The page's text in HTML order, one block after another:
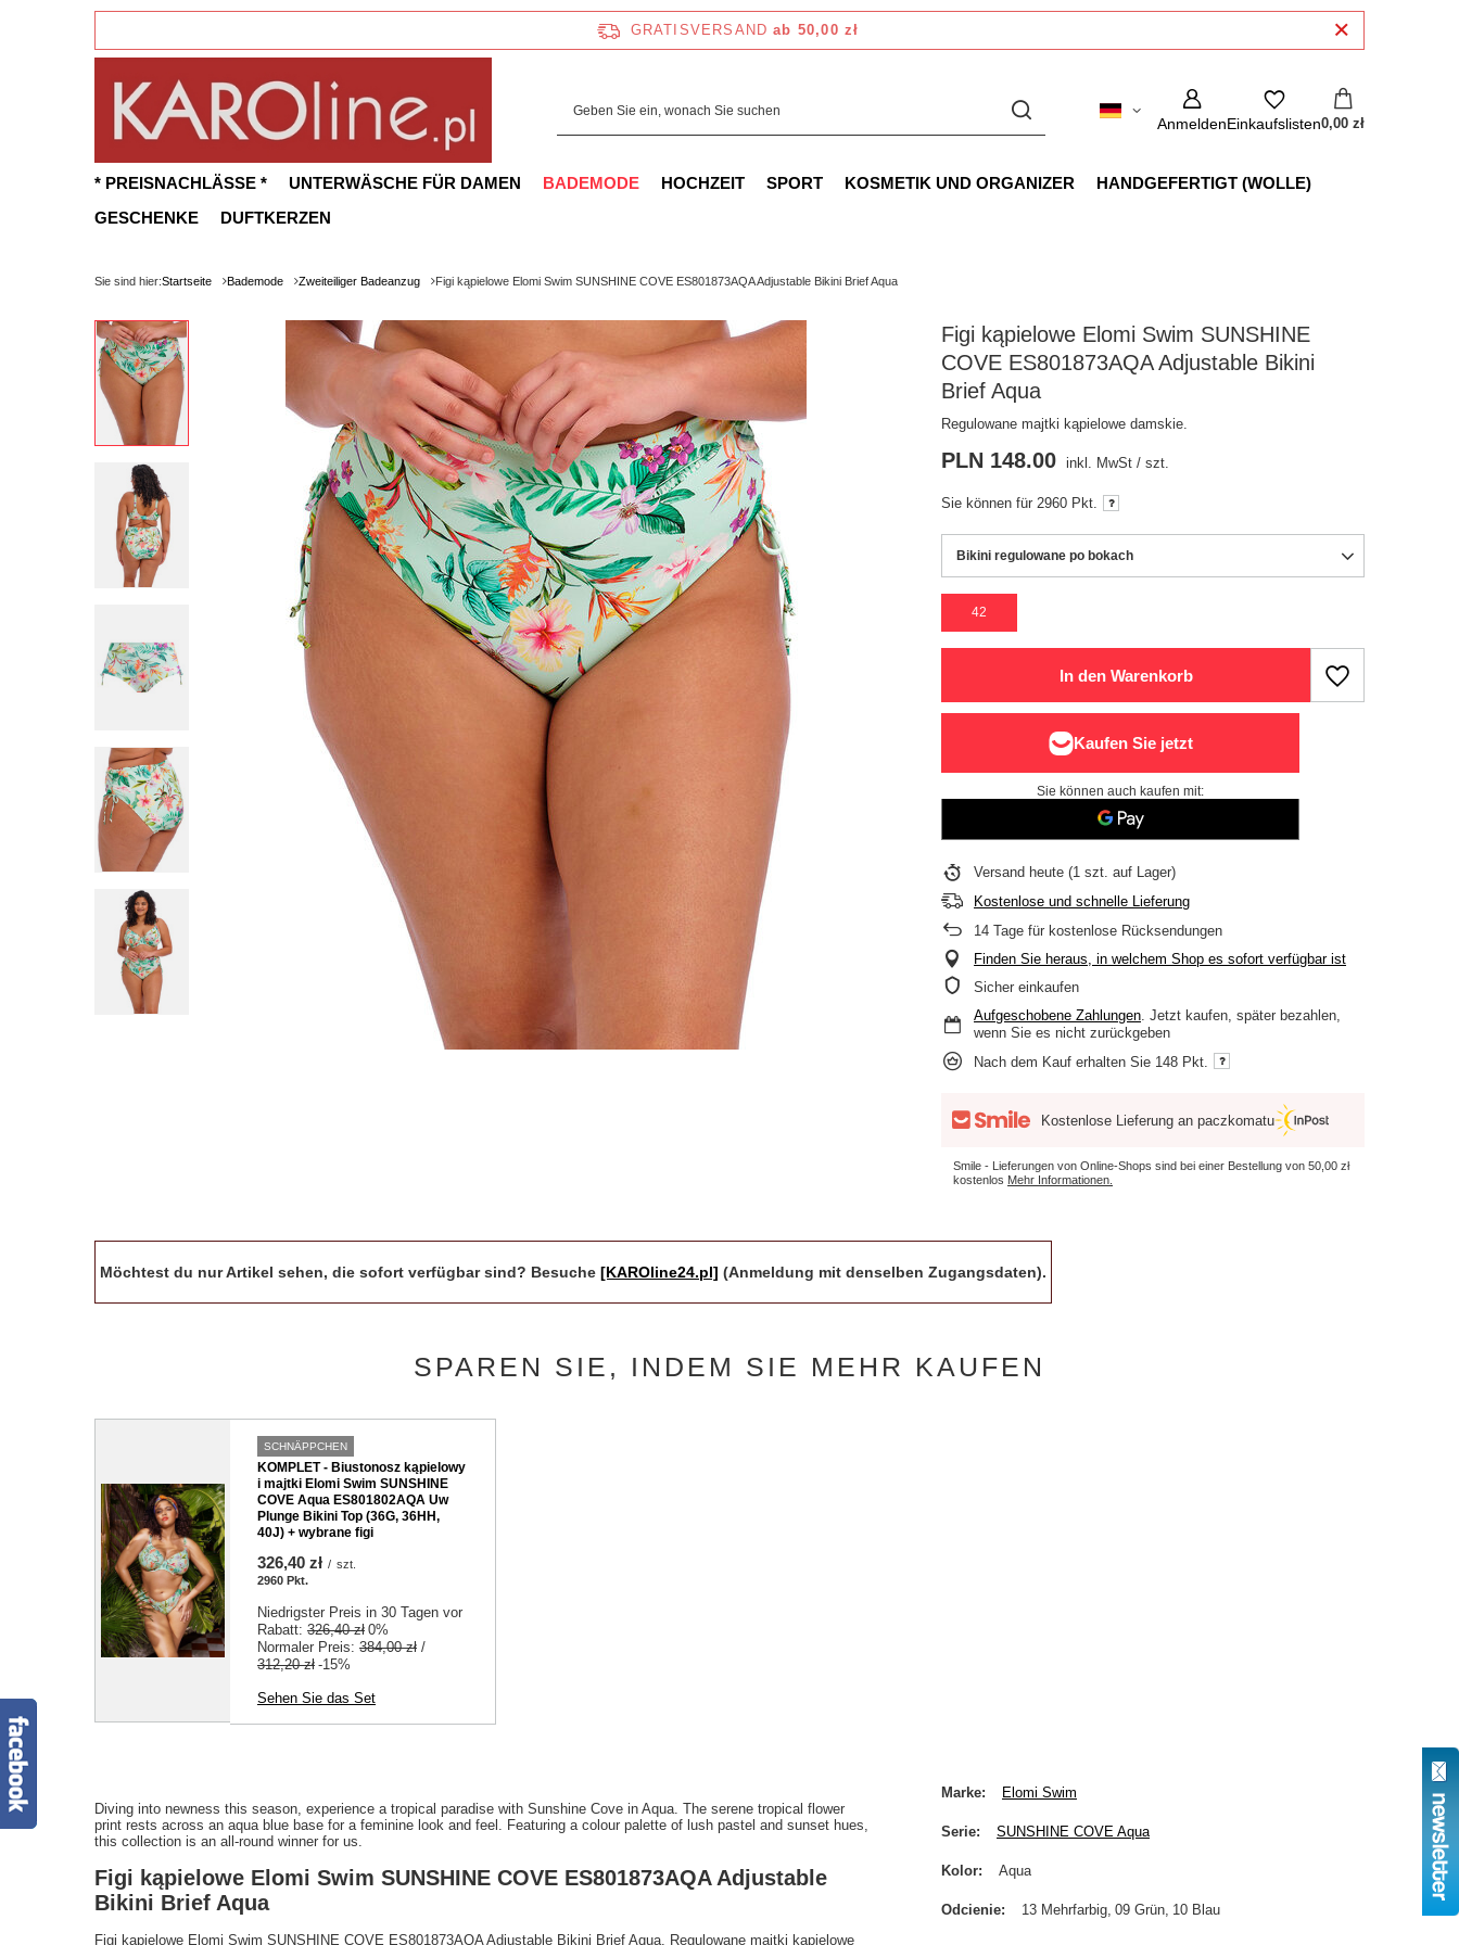
GRATISVERSAND ab 50,00 zł
AnmeldenEinkaufslisten0,00 zł
* PREISNACHLÄSSE * UNTERWÄSCHE FÜR DAMEN BADEMODE HOCHZEIT SPORT KOSMETIK UND ORGANIZER
HANDGEFERTIGT (WOLLE)
GESCHENKE
DUFTKERZEN
Sie sind hier:Startseite Bademode Zweiteiliger Badeanzug Figi kąpielowe Elomi Swim SUNSHINE COVE ES801873AQA Adjustable Bikini Brief Aqua
Figi kąpielowe Elomi Swim SUNSHINE
COVE ES801873AQA Adjustable Bikini
Brief Aqua
Regulowane majtki kąpielowe damskie.
Bikini regulowane po bokach
42
PLN 148.00 inkl. MwSt /szt.
Sie können für2960 Pkt.
In den Warenkorb
Sie können auch kaufen mit:
Versand heute (1 szt. auf Lager)
Kostenlose und schnelle Lieferung
14 Tage für kostenlose Rücksendungen
Finden Sie heraus, in welchem Shop es sofort verfügbar ist
Sicher einkaufen
Aufgeschobene Zahlungen. Jetzt kaufen, später bezahlen,
wenn Sie es nicht zurückgeben
Nach dem Kauf erhalten Sie 148 Pkt.
Kostenlose Lieferung an paczkomatu
Smile - Lieferungen von Online-Shops sind bei einer Bestellung von50,00 zł
kostenlos Mehr Informationen.
Möchtest du nur Artikel sehen, die sofort verfügbar sind? Besuche [KAROline24.pl] (Anmeldung mit denselben Zugangsdaten).
SPAREN SIE, INDEM SIE MEHR KAUFEN
SCHNÄPPCHEN
KOMPLET - Biustonosz kąpielowy
i majtki Elomi Swim SUNSHINE
COVE Aqua ES801802AQA Uw
Plunge Bikini Top (36G, 36HH,
40J) + wybrane figi
326,40 zł / szt.
2960 Pkt.
Niedrigster Preis in 30 Tagen vor
Rabatt: 326,40 zł 0%
Normaler Preis: 384,00 zł /
312,20 zł -15%
Sehen Sie das Set
Diving into newness this season, experience a tropical paradise with Sunshine Cove in Aqua. The serene tropical flower
print rests across an aqua blue base for a feminine look and feel. Featuring a colour palette of lush pastel and sunset hues,
this collection is an all-round winner for us.
Figi kąpielowe Elomi Swim SUNSHINE COVE ES801873AQA Adjustable
Bikini Brief Aqua
Figi kąpielowe Elomi Swim SUNSHINE COVE ES801873AQA Adjustable Bikini Brief Aqua. Regulowane majtki kąpielowe
Marke Elomi Swim
Serie SUNSHINE COVE Aqua
Kolor Aqua
Odcienie 13 Mehrfarbig 09 Grün 10 Blau